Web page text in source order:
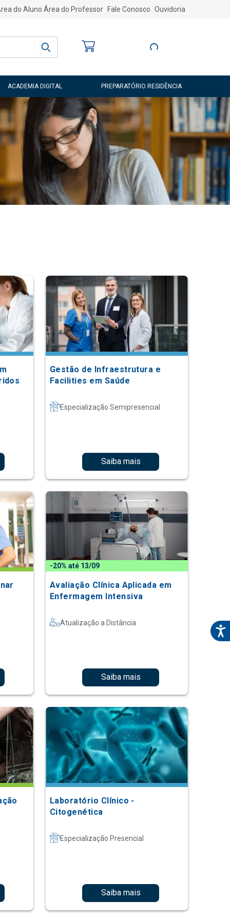
do Aluno Área do Professor Fale Conosco Ouvidoria
Entre ou Cadastre-
ACADEMIA DIGITAL PREPARATÓRIO RESIDÊNCIA
Gestão de Infraestrutura e
Facilities em Saúde
Especialização Semipresencial
Saiba mais
-20% até 13/09
Avaliação Clínica Aplicada em
Enfermagem Intensiva
Atualização a Distância
Saiba mais
Laboratório Clínico -
Citogenética
Especialização Presencial
Saiba mais